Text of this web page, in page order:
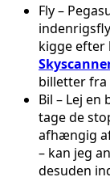
Fly –
kigge efter
billetter fra
Bil – Lej
tage de
afhængig
– kan jeg
desuden